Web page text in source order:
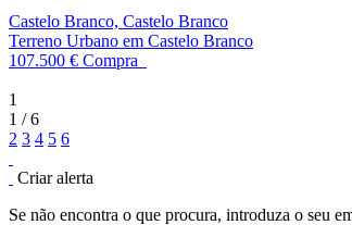
Castelo Branco, Castelo Branco
Terreno Urbano em Castelo Branco
107.500 € Compra
1
1 / 6
2 3 4 5 6
Criar alerta
Se não encontra o que procura, introduza o seu